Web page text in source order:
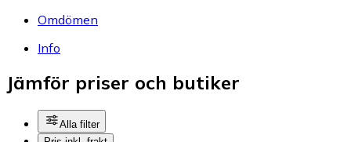
Omdömen
Info
Jämför priser och butiker
Alla filter